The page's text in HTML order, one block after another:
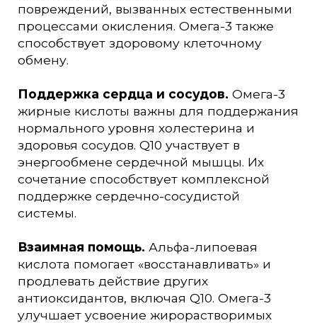
повреждений, вызванных естественными
процессами окисления. Омега-3 также
способствует здоровому клеточному
обмену.
Поддержка сердца и сосудов. Омега-3
жирные кислоты важны для поддержания
нормального уровня холестерина и
здоровья сосудов. Q10 участвует в
энергообмене сердечной мышцы. Их
сочетание способствует комплексной
поддержке сердечно-сосудистой
системы.
Взаимная помощь. Альфа-липоевая
кислота помогает «восстанавливать» и
продлевать действие других
антиоксидантов, включая Q10. Омега-3
улучшает усвоение жирорастворимых